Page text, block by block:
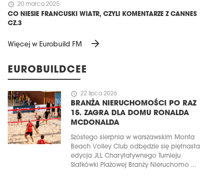
schedule 20 marca 2025
CO NIESIE FRANCUSKI WIATR, CZYLI KOMENTARZE Z CANNES
CZ.3
Więcej w Eurobuild FM arrow_forward
EUROBUILDCEE
schedule 22 lipca 2026
BRANŻA NIERUCHOMOŚCI PO RAZ
15. ZAGRA DLA DOMU RONALDA
MCDONALDA
Szóstego sierpnia w warszawskim Monta
Beach Volley Club odbędzie się piętnasta
edycja JLL Charytatywnego Turnieju
Siatkówki Plażowej Branży Nieruchomo ...